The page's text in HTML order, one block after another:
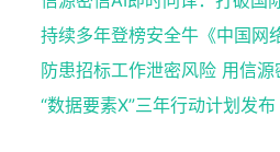
防患招标工作泄密风险 用信源